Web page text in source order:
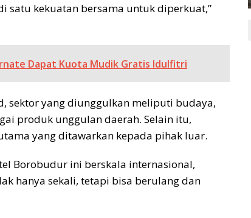
satu kekuatan bersama untuk diperkuat,”
Dapat Kuota Mudik Gratis Idulfitri
sektor yang diunggulkan meliputi budaya,
produk unggulan daerah. Selain itu,
yang ditawarkan kepada pihak luar.
Borobudur ini berskala internasional,
hanya sekali, tetapi bisa berulang dan